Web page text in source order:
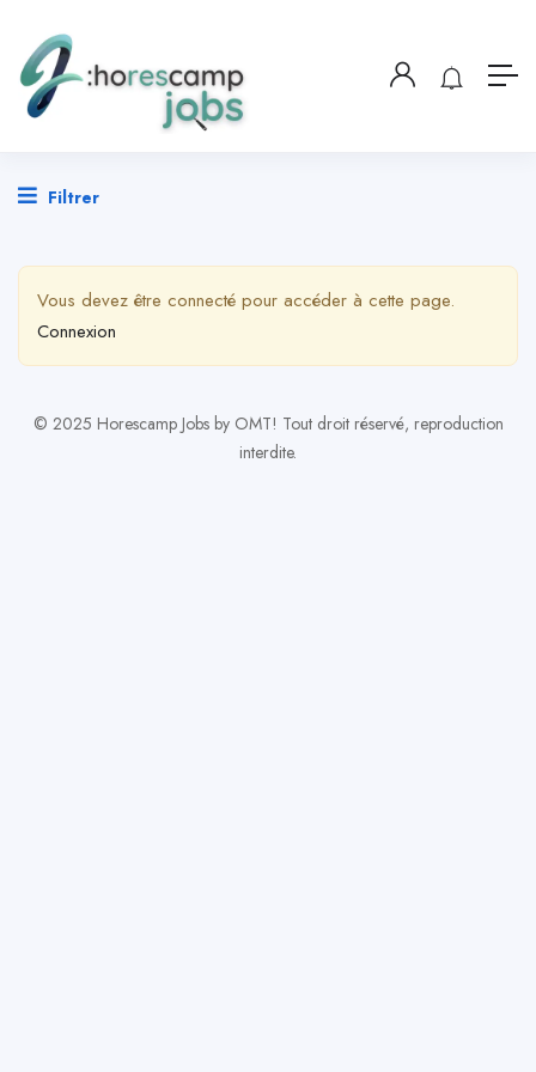
Filtrer
Vous devez être connecté pour accéder à cette page.
Connexion
© 2025 Horescamp Jobs by OMT! Tout droit réservé, reproduction
interdite.